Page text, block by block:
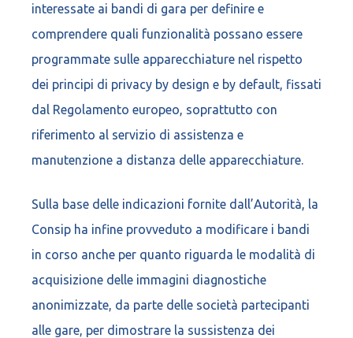
interessate ai bandi di gara per definire e
comprendere quali funzionalità possano essere
programmate sulle apparecchiature nel rispetto
dei principi di privacy by design e by default, fissati
dal Regolamento europeo, soprattutto con
riferimento al servizio di assistenza e
manutenzione a distanza delle apparecchiature.
Sulla base delle indicazioni fornite dall’Autorità, la
Consip ha infine provveduto a modificare i bandi
in corso anche per quanto riguarda le modalità di
acquisizione delle immagini diagnostiche
anonimizzate, da parte delle società partecipanti
alle gare, per dimostrare la sussistenza dei